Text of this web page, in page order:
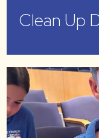
Clean Up